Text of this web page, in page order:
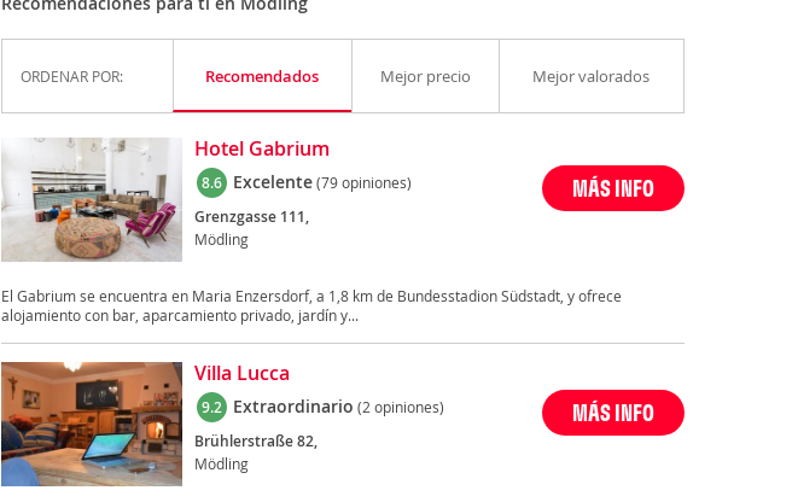
ORDENAR POR: Recomendados Mejor precio Mejor valorados
Hotel Gabrium
8.6 Excelente(79 opiniones)
Grenzgasse 111,
Mödling
MÁS INFO
El Gabrium se encuentra en Maria Enzersdorf, a 1,8 km de Bundesstadion Südstadt, y ofrece
alojamiento con bar, aparcamiento privado, jardín y...
Villa Lucca
9.2 Extraordinario (2 opiniones)
Brühlerstraße 82,
Mödling
MÁS INFO